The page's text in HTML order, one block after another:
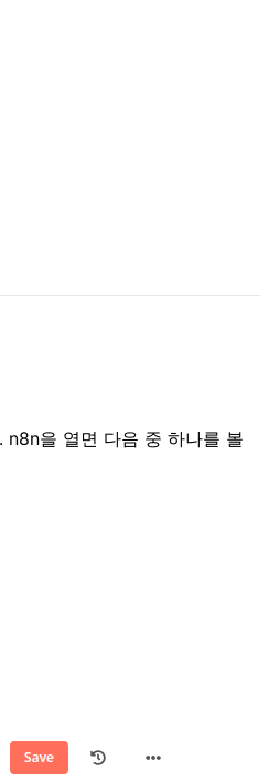
을 열면 다음 중 하나를 볼